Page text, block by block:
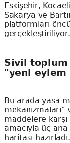
Eskişehir,
Sakarya ve
platformları
gerçekleştiriliyor.
Sivil toplum
"yeni eylem
Bu arada yasa
mekanizmaları"
maddelere
amacıyla üç
haritası hazırladı.